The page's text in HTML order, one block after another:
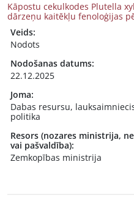
Kāpostu cekulkodes Plutella
dārzeņu kaitēkļu fenoloģijas
Veids:
Nodots
Nodošanas datums:
22.12.2025
Joma:
Dabas resursu,
politika
Resors (nozares ministrija,
vai pašvaldība):
Zemkopības ministrija